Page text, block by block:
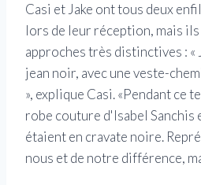
Casi et Jake ont tous deux
lors de leur réception, mais
approches très distinctives : «
jean noir, avec une veste-
», explique Casi. «Pendant ce
robe couture d'Isabel Sanchis
étaient en cravate noire.
nous et de notre différence,